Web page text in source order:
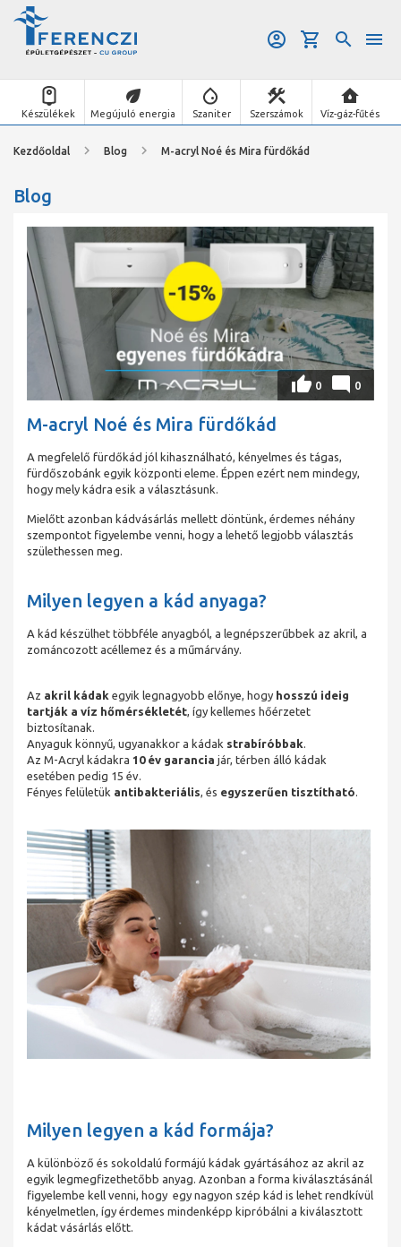
Készülékek Megújuló energia Szaniter Szerszámok Víz-gáz-fűtés
Kezdőoldal Blog M-acryl Noé és Mira fürdőkád
Blog
0 0
M-acryl Noé és Mira fürdőkád
A megfelelő fürdőkád jól kihasználható, kényelmes és tágas,
fürdőszobánk egyik központi eleme. Éppen ezért nem mindegy,
hogy mely kádra esik a választásunk.
Mielőtt azonban kádvásárlás mellett döntünk, érdemes néhány
szempontot figyelembe venni, hogy a lehető legjobb választás
születhessen meg.
Milyen legyen a kád anyaga?
A kád készülhet többféle anyagból, a legnépszerűbbek az akril, a
zománcozott acéllemez és a műmárvány.
Az akril kádak egyik legnagyobb előnye, hogy hosszú ideig
tartják a víz hőmérsékletét , így kellemes hőérzetet
biztosítanak.
Anyaguk könnyű, ugyanakkor a kádak strabíróbbak
Az M-Acryl kádakra 10 év garancia jár, térben álló kádak
esetében pedig 15 év.
Fényes felületük antibakteriális , és egyszerűen tisztítható
Milyen legyen a kád formája?
A különböző és sokoldalú formájú kádak gyártásához az akril az
egyik legmegfizethetőbb anyag. Azonban a forma kiválasztásánál
figyelembe kell venni, hogy egy nagyon szép kád is lehet rendkívül
kényelmetlen, így érdemes mindenképp kipróbálni a kiválasztott
kádat vásárlás előtt.